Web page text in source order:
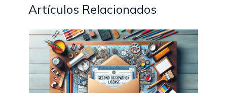
Artículos Relacionados